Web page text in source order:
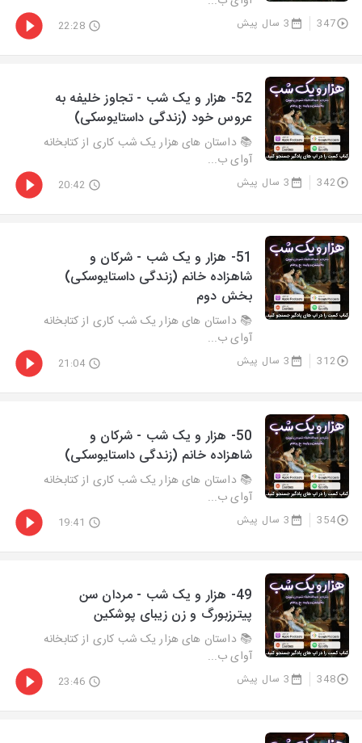
347 3 سال پیش 22:28
52- هزار و يک شب - تجاوز خلیفه به
عروس خود (زندگی داستایوسکی)
📚 داستان های هزار یک شب کاری از کتابخانه
آوای ب...
342 3 سال پیش 20:42
51- هزار و يک شب - شرکان و
شاهزاده خانم (زندگی داستایوسکی)
بخش دوم
📚 داستان های هزار یک شب کاری از کتابخانه
آوای ب...
312 3 سال پیش 21:04
50- هزار و يک شب - شرکان و
شاهزاده خانم (زندگی داستایوسکی)
📚 داستان های هزار یک شب کاری از کتابخانه
آوای ب...
354 3 سال پیش 19:41
49- هزار و يک شب - مردان سن
پیترزبورگ و زن زیبای پوشکین
📚 داستان های هزار یک شب کاری از کتابخانه
آوای ب...
348 3 سال پیش 23:46